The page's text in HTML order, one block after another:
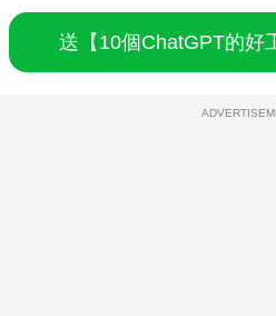
送【10個ChatGPT的好